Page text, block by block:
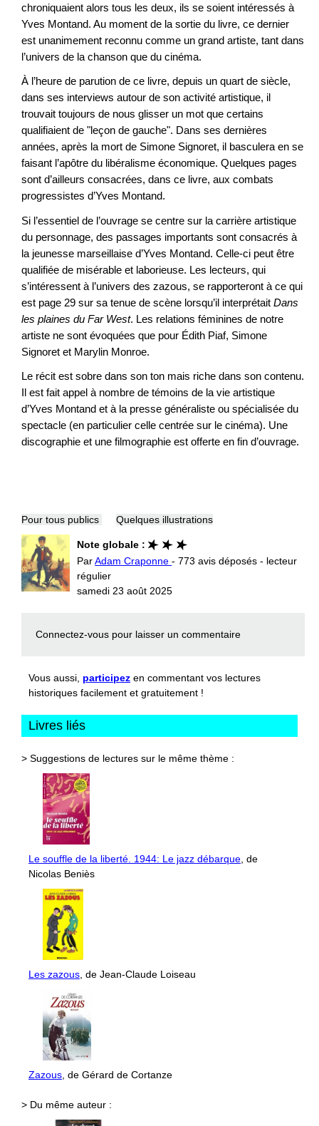
chroniquaient alors tous les deux, ils se soient intéressés à
Yves Montand. Au moment de la sortie du livre, ce dernier
est unanimement reconnu comme un grand artiste, tant dans
l’univers de la chanson que du cinéma.
À l’heure de parution de ce livre, depuis un quart de siècle,
dans ses interviews autour de son activité artistique, il
trouvait toujours de nous glisser un mot que certains
qualifiaient de "leçon de gauche". Dans ses dernières
années, après la mort de Simone Signoret, il basculera en se
faisant l’apôtre du libéralisme économique. Quelques pages
sont d’ailleurs consacrées, dans ce livre, aux combats
progressistes d’Yves Montand.
Si l’essentiel de l’ouvrage se centre sur la carrière artistique
du personnage, des passages importants sont consacrés à
la jeunesse marseillaise d’Yves Montand. Celle-ci peut être
qualifiée de misérable et laborieuse. Les lecteurs, qui
s’intéressent à l’univers des zazous, se rapporteront à ce qui
est page 29 sur sa tenue de scène lorsqu’il interprétait Dans
les plaines du Far West. Les relations féminines de notre
artiste ne sont évoquées que pour Édith Piaf, Simone
Signoret et Marylin Monroe.
Le récit est sobre dans son ton mais riche dans son contenu.
Il est fait appel à nombre de témoins de la vie artistique
d’Yves Montand et à la presse généraliste ou spécialisée du
spectacle (en particulier celle centrée sur le cinéma). Une
discographie et une filmographie est offerte en fin d’ouvrage.
Pour tous publics Quelques illustrations
Note globale :
ParAdam Craponne- 773 avis déposés - lecteur
régulier
samedi 23 août 2025
Connectez-vous pour laisser un commentaire
Vous aussi, participez en commentant vos lectures
historiques facilement et gratuitement !
Livres liés
> Suggestions de lectures sur le même thème :
Le souffle de la liberté. 1944: Le jazz débarque , de
Nicolas Beniès
Les zazous , de Jean-Claude Loiseau
Zazous , de Gérard de Cortanze
> Du même auteur :